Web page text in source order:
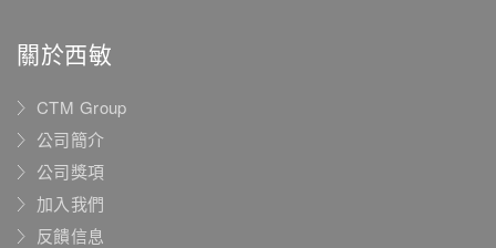
關於西敏
CTM Group
公司簡介
公司獎項
加入我們
反饋信息